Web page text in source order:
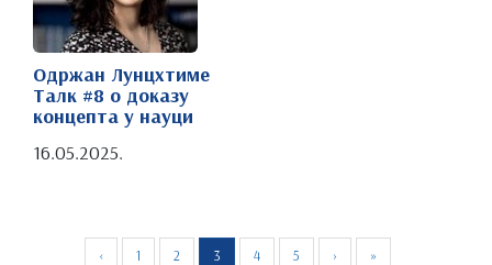
Одржан Лунцхтиме
Талк #8 о доказу
концепта у науци
16.05.2025.
‹ 1 2 3 4 5 › »